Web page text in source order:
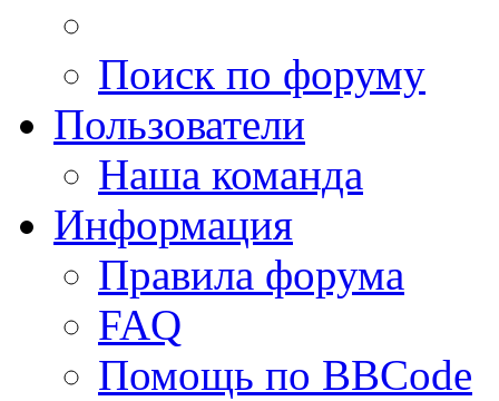
Поиск по форуму
Пользователи
Наша команда
Информация
Правила форума
FAQ
Помощь по BBCode